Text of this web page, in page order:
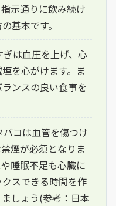
示通りに飲み続け
基本です。
ぎは血圧を上げ、心
を心がけます。ま
ンスの良い食事を
バコは血管を傷つけ
煙が必須となりま
睡眠不足も心臓に
スできる時間を作
しょう(参考：日本